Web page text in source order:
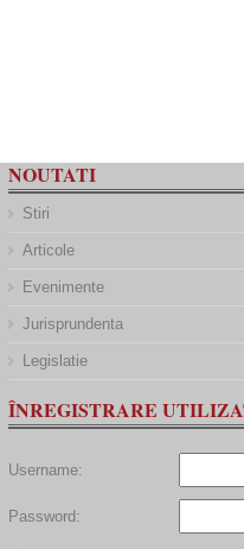
NOUTATI
Stiri
Articole
Evenimente
Jurisprundenta
Legislatie
ÎNREGISTRARE
Username:
Password: